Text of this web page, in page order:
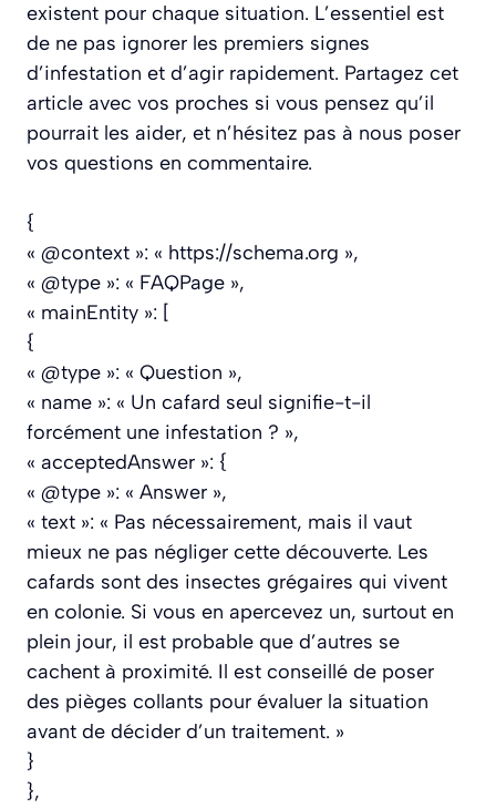
existent pour chaque situation. L’essentiel est
de ne pas ignorer les premiers signes
d’infestation et d’agir rapidement. Partagez cet
article avec vos proches si vous pensez qu’il
pourrait les aider, et n’hésitez pas à nous poser
vos questions en commentaire.
{
« @context »: « https://schema.org »,
« @type »: « FAQPage »,
« mainEntity »: [
{
« @type »: « Question »,
« name »: « Un cafard seul signifie-t-il
forcément une infestation ? »,
« acceptedAnswer »: {
« @type »: « Answer »,
« text »: « Pas nécessairement, mais il vaut
mieux ne pas négliger cette découverte. Les
cafards sont des insectes grégaires qui vivent
en colonie. Si vous en apercevez un, surtout en
plein jour, il est probable que d’autres se
cachent à proximité. Il est conseillé de poser
des pièges collants pour évaluer la situation
avant de décider d’un traitement. »
}
},